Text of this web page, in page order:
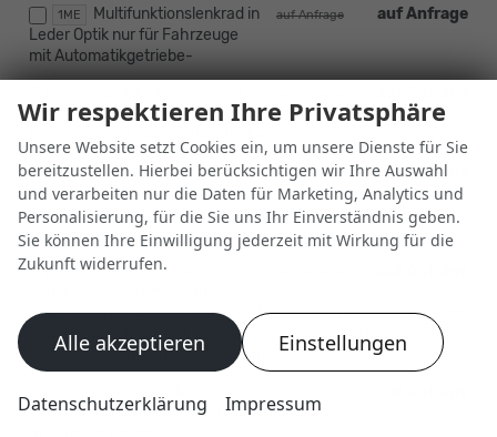
1ME auf Anfrage
auf Anfrage
Multifunktionslenkrad in
Leder Optik nur für Fahrzeuge
mit Automatikgetriebe-
beheizbar in Leder Optik - nur für
1ME auf Anfrage
auf Anfrage
Multifunktionslenkrad in
Leder Optik -nur zusammen mit
Schalthebelknauf in Leder-Optik Code 6Q2- nur für Fahrzeuge
mit Schaltgetriebe-
1XA
Multifunktionslenkrad in
zusammen mit Schalthebelknauf in Leder-Optik Code 6Q2 und
Fahrerhaussitzpaket 3 Code Z23 und Innenausstattung Code
FC- nur für Fahrzeuge mit Schaltgetriebe-
Leder optik- nur für Fahrzeuge
Wir respektieren Ihre Privatsphäre
Unsere Website setzt Cookies ein, um unsere Dienste für Sie
bereitzustellen. Hierbei berücksichtigen wir Ihre Auswahl
und verarbeiten nur die Daten für Marketing, Analytics und
Personalisierung, für die Sie uns Ihr Einverständnis geben.
Sie können Ihre Einwilligung jederzeit mit Wirkung für die
Zukunft widerrufen.
Alle akzeptieren Einstellungen
Datenschutzerklärung Impressum